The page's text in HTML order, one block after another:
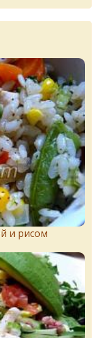
и рисом